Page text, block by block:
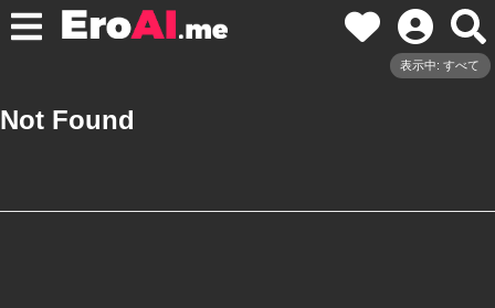
表示中: すべて
Not Found